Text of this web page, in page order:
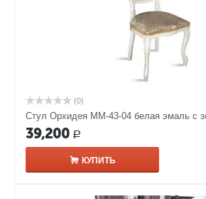
(0)
Стул Орхидея ММ-43-04 белая эмаль с
39,200 Р
КУПИТЬ